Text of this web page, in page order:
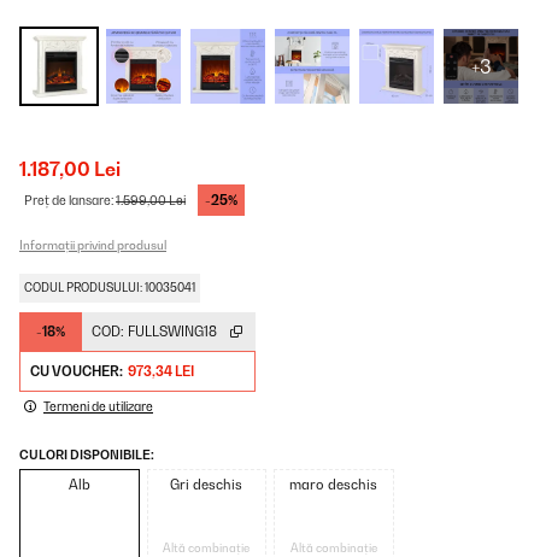
+3
1.187,00 Lei
Preț de lansare:1.599,00 Lei -25%
Informații privind produsul
CODUL PRODUSULUI: 10035041
-18% COD: FULLSWING18
CU VOUCHER: 973,34 LEI
Termeni de utilizare
CULORI DISPONIBILE:
Alb Gri deschis
Altă combinație
maro deschis
Altă combinație